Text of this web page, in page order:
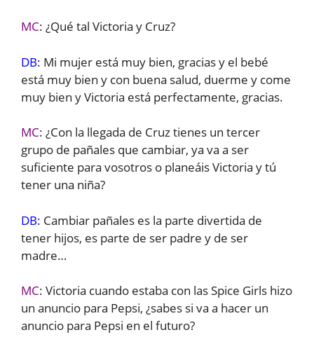
MC: ¿Qué tal Victoria y Cruz?
DB: Mi mujer está muy bien, gracias y el bebé
está muy bien y con buena salud, duerme y come
muy bien y Victoria está perfectamente, gracias.
MC: ¿Con la llegada de Cruz tienes un tercer
grupo de pañales que cambiar, ya va a ser
suficiente para vosotros o planeáis Victoria y tú
tener una niña?
DB: Cambiar pañales es la parte divertida de
tener hijos, es parte de ser padre y de ser
madre…
MC: Victoria cuando estaba con las Spice Girls hizo
un anuncio para Pepsi, ¿sabes si va a hacer un
anuncio para Pepsi en el futuro?